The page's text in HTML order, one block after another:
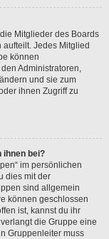
Mitglieder des Boards
Jedes Mitglied
können
Administratoren,
und sie zum
ihnen Zugriff zu
ihnen bei?
im persönlichen
dies mit der
sind allgemein
können geschlossen
ist, kannst du ihr
die Gruppe eine
Gruppenleiter muss